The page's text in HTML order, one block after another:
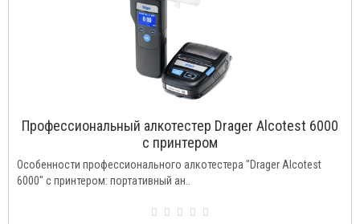
Профессиональный алкотестер Drager Alcotest 6000
с принтером
Особенности профессионального алкотестера "Drager Alcotest
6000" с принтером: портативный ан..